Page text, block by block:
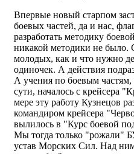
Впервые новый старпом
боевых частей, да и нас,
разработать методику
никакой методики не было.
молодых, как и что нужно
одиночек. А действия
А учения по боевым
сути, началось с крейсера
мере эту работу Кузнецов
командиром крейсера
вылилось в "Курс боевой
Мы тогда только "рожали"
устав Морских Сил. Над